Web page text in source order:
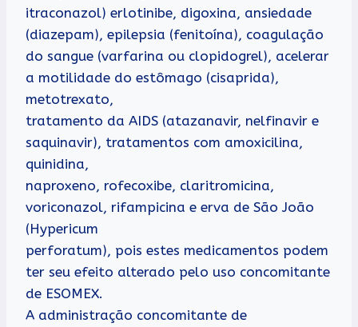
itraconazol) erlotinibe, digoxina, ansiedade
(diazepam), epilepsia (fenitoína), coagulação
do sangue (varfarina ou clopidogrel), acelerar
a motilidade do estômago (cisaprida),
metotrexato,
tratamento da AIDS (atazanavir, nelfinavir e
saquinavir), tratamentos com amoxicilina,
quinidina,
naproxeno, rofecoxibe, claritromicina,
voriconazol, rifampicina e erva de São João
(Hypericum
perforatum), pois estes medicamentos podem
ter seu efeito alterado pelo uso concomitante
de ESOMEX.
A administração concomitante de